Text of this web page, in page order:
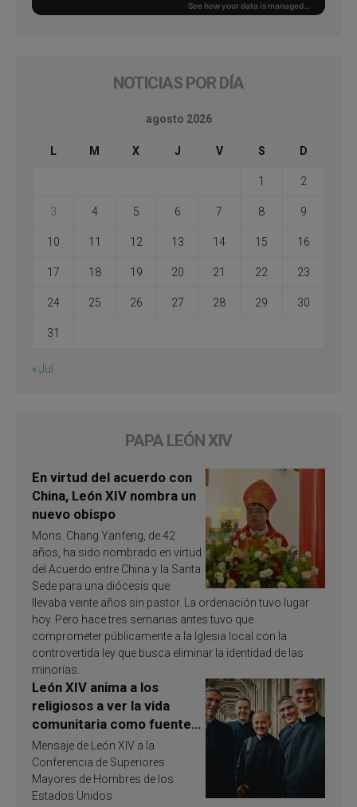
NOTICIAS POR DÍA
agosto 2026
L M X J V S D
1 2
3 4 5 6 7 8 9
10 11 12 13 14 15 16
17 18 19 20 21 22 23
24 25 26 27 28 29 30
31
« Jul
PAPA LEÓN XIV
En virtud del acuerdo con
China, León XIV nombra un
nuevo obispo
Mons. Chang Yanfeng, de 42
años, ha sido nombrado en virtud
del Acuerdo entre China y la Santa
Sede para una diócesis que
llevaba veinte años sin pastor. La ordenación tuvo lugar
hoy. Pero hace tres semanas antes tuvo que
comprometer públicamente a la Iglesia local con la
controvertida ley que busca eliminar la identidad de las
minorías.
León XIV anima a los
religiosos a ver la vida
comunitaria como fuente
de inspiración y
santificación
Mensaje de León XIV a la
Conferencia de Superiores
Mayores de Hombres de los
Estados Unidos